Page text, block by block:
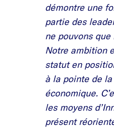
démontre une
partie des
ne pouvons
Notre ambition
statut en
à la pointe de
économique.
les moyens
présent